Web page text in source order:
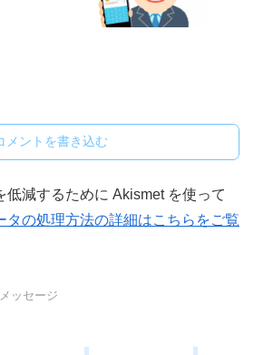
メントを書き込む
低減するために Akismet を使って
タの処理方法の詳細はこちらをご覧
ッセージ